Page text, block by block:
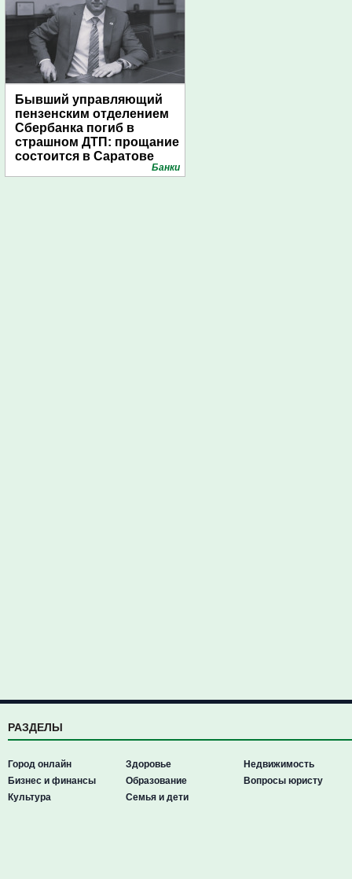
Бывший управляющий
пензенским отделением
Сбербанка погиб в
страшном ДТП: прощание
состоится в Саратове
Банки
РАЗДЕЛЫ
Город онлайн
Бизнес и финансы
Культура
Здоровье
Образование
Семья и дети
Недвижимость
Вопросы юристу